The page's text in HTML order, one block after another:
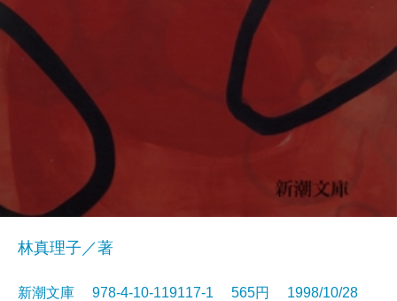
林真理子／著
新潮文庫 978-4-10-119117-1 565円 1998/10/28